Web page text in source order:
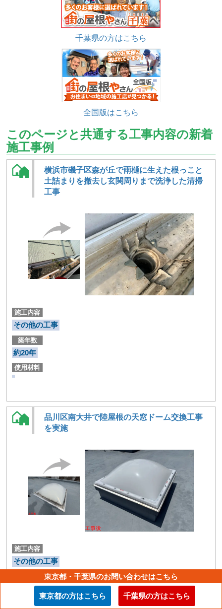
千葉県の方はこちら
全国版はこちら
このページと共通する工事内容の新着
施工事例
横浜市磯子区森が丘で雨樋に生えた根っこと
土詰まりを撤去し玄関周りまで洗浄した清掃
工事
施工内容
その他の工事
築年数
約20年
使用材料
品川区南大井で陸屋根の天窓ドーム交換工事
を実施
施工内容
その他の工事
約30年
使用材料
東京都・千葉県のお問い合わせはこちら
東京都の方はこちら 千葉県の方はこちら